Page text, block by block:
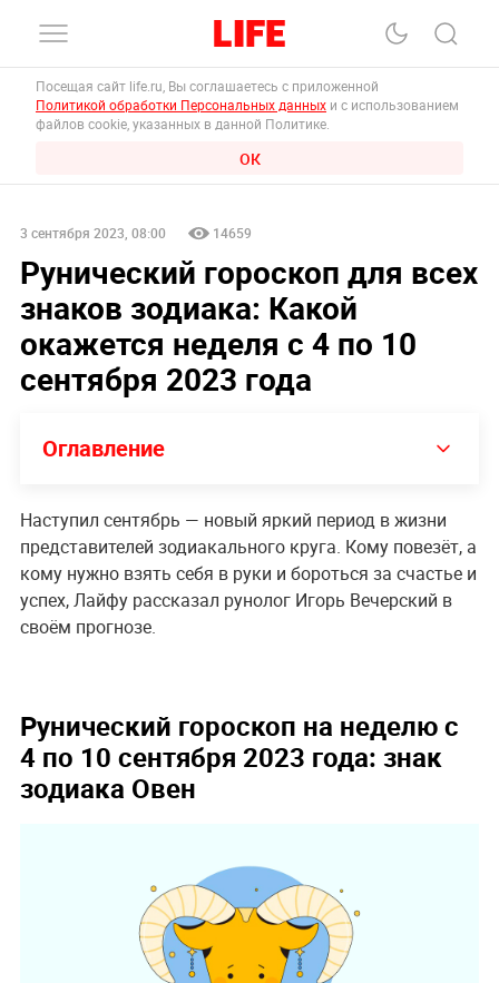
Посещая сайт life.ru, Вы соглашаетесь с приложенной
Политикой обработки Персональных данных и с использованием
файлов cookie, указанных в данной Политике.
ОК
3 сентября 2023, 08:00 14659
Рунический гороскоп для всех
знаков зодиака: Какой
окажется неделя с 4 по 10
сентября 2023 года
Оглавление
Наступил сентябрь — новый яркий период в жизни
представителей зодиакального круга. Кому повезёт, а
кому нужно взять себя в руки и бороться за счастье и
успех, Лайфу рассказал рунолог Игорь Вечерский в
своём прогнозе.
Рунический гороскоп на неделю с
4 по 10 сентября 2023 года: знак
зодиака Овен